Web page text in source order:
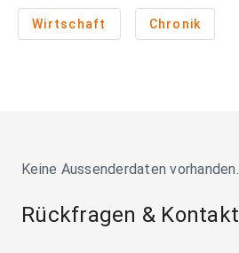
Wirtschaft Chronik
Keine Aussenderdaten vorhanden.
Rückfragen & Kontakt